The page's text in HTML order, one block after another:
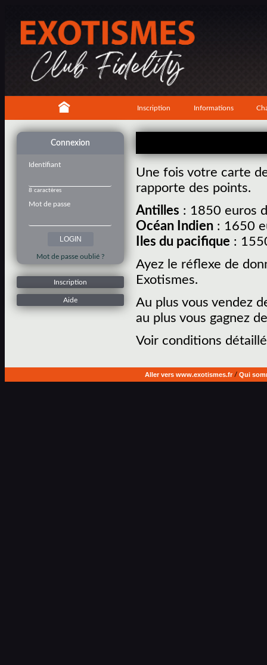
Inscription Informations
Connexion
Identifiant
8 caractères
Mot de passe
Mot de passe oublié ?
Inscription
Aide
Une fois votre carte
rapporte des points.
Antilles : 1850 euros
Océan Indien : 1650
Iles du pacifique :
Ayez le réflexe de
Exotismes.
Au plus vous vendez
au plus vous gagnez
Voir conditions
Aller vers www.exotismes.fr/ Qui